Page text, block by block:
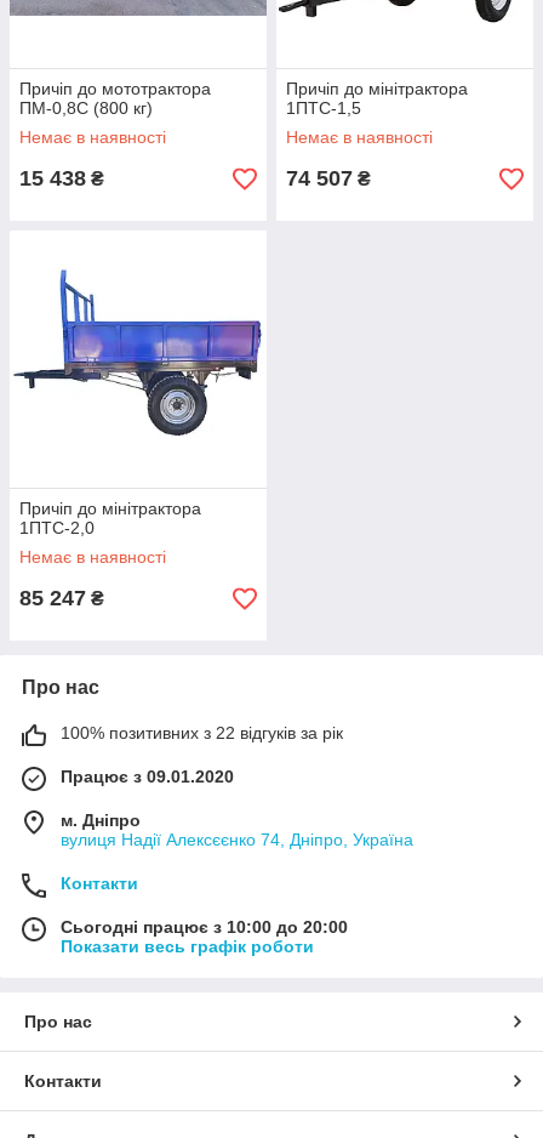
Причіп до мототрактора
ПМ-0,8С (800 кг)
Немає в наявності
15 438 ₴
Причіп до мінітрактора
1ПТС-1,5
Немає в наявності
74 507 ₴
Причіп до мінітрактора
1ПТС-2,0
Немає в наявності
85 247 ₴
Про нас
100% позитивних з 22 відгуків за рік
Працює з 09.01.2020
м. Дніпро
вулиця Надії Алексєєнко 74, Дніпро, Україна
Контакти
Сьогодні працює з 10:00 до 20:00
Показати весь графік роботи
Про нас
Контакти